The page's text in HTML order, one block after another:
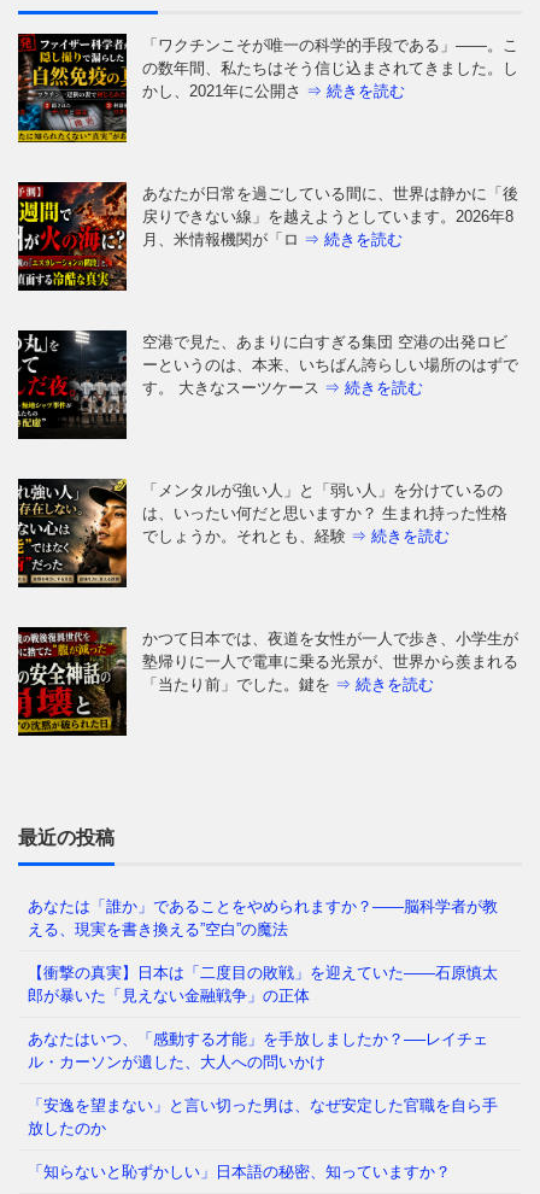
「ワクチンこそが唯一の科学的手段である」——。こ
の数年間、私たちはそう信じ込まされてきました。し
かし、2021年に公開さ ⇒ 続きを読む
あなたが日常を過ごしている間に、世界は静かに「後
戻りできない線」を越えようとしています。2026年8
月、米情報機関が「ロ ⇒ 続きを読む
空港で見た、あまりに白すぎる集団 空港の出発ロビ
ーというのは、本来、いちばん誇らしい場所のはずで
す。 大きなスーツケース ⇒ 続きを読む
「メンタルが強い人」と「弱い人」を分けているの
は、いったい何だと思いますか？ 生まれ持った性格
でしょうか。それとも、経験 ⇒ 続きを読む
かつて日本では、夜道を女性が一人で歩き、小学生が
塾帰りに一人で電車に乗る光景が、世界から羨まれる
「当たり前」でした。鍵を ⇒ 続きを読む
今の日本を覆う重苦しい閉塞感。「この国はもうダメ
字を見れば、私たちは依然⇒ 続きを読む
がっています。 議員たちの「海外視察」——その名
最近の投稿
あなたは「誰か」であることをやめられますか？——脳科学者が教
える、現実を書き換える”空白”の魔法
【衝撃の真実】日本は「二度目の敗戦」を迎えていた――石原慎太
郎が暴いた「見えない金融戦争」の正体
あなたはいつ、「感動する才能」を手放しましたか？──レイチェ
ル・カーソンが遺した、大人への問いかけ
「安逸を望まない」と言い切った男は、なぜ安定した官職を自ら手
放したのか
「知らないと恥ずかしい」日本語の秘密、知っていますか？